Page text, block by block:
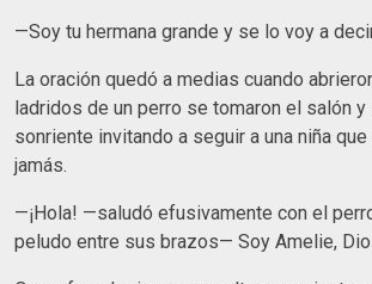
—Soy tu hermana grande y se lo voy a
La oración quedó a medias cuando
ladridos de un perro se tomaron el salón y
sonriente invitando a seguir a una niña
jamás.
—¡Hola! —saludó efusivamente con el
peludo entre sus brazos— Soy Amelie,